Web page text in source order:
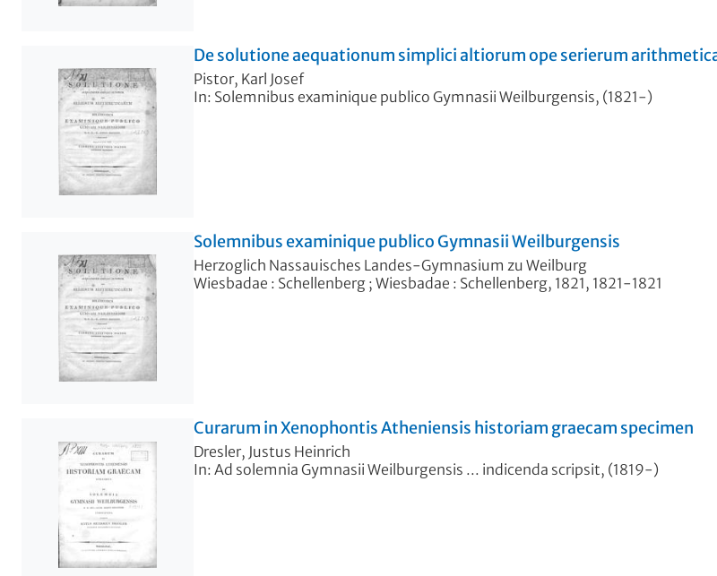
De solutione aequationum simplici altiorum ope serierum
Pistor, Karl Josef
In: Solemnibus examinique publico Gymnasii Weilburgensis, (1821-)
Solemnibus examinique publico Gymnasii Weilburgensis
Herzoglich Nassauisches Landes-Gymnasium zu Weilburg
Wiesbadae : Schellenberg ; Wiesbadae : Schellenberg, 1821, 1821-1821
Curarum in Xenophontis Atheniensis historiam graecam specimen
Dresler, Justus Heinrich
In: Ad solemnia Gymnasii Weilburgensis ... indicenda scripsit, (1819-)